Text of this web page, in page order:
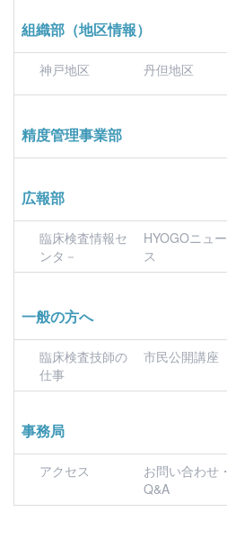
組織部（地区情報）
神戸地区 丹但地区
精度管理事業部
広報部
臨床検査情報セ
ンタ－
HYOGOニュー
ス
一般の方へ
臨床検査技師の
仕事
市民公開講座
事務局
アクセス
お問い合わせ・
Q&A